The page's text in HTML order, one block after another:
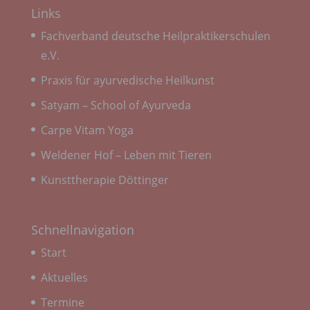
Links
Fachverband deutsche Heilpraktikerschulen
e.V.
Praxis für ayurvedische Heilkunst
Satyam – School of Ayurveda
Carpe Vitam Yoga
Weldener Hof – Leben mit Tieren
Kunsttherapie Döttinger
Schnellnavigation
Start
Aktuelles
Termine
mit datenschutzrechtlichem Charakter ist die:
Heilpraktikerschule Landsberg am Lech
Cookies / SessionStorage / LocalStorage
Die Internetseiten verwenden teilweise so
SessionStorage. Dies dient dazu, unser Angebot
machen. Local Storage und SessionStorage ist